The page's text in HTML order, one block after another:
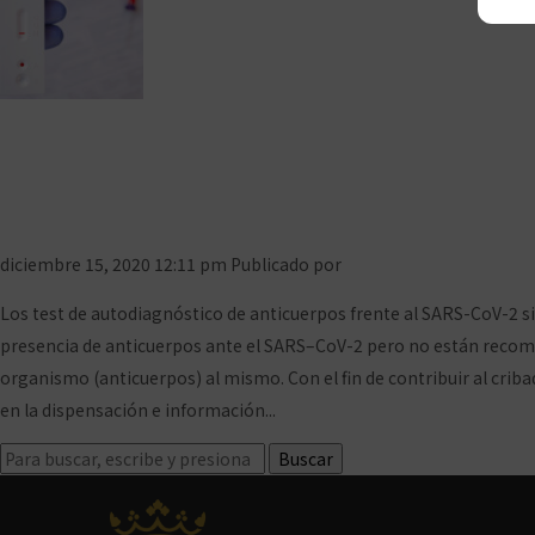
diciembre 15, 2020 12:11 pm Publicado por
Los test de autodiagnóstico de anticuerpos frente al SARS-CoV-
presencia de anticuerpos ante el SARS–CoV-2 pero no están
organismo (anticuerpos) al mismo. Con el fin de contribuir al
en la dispensación e información...
Buscar